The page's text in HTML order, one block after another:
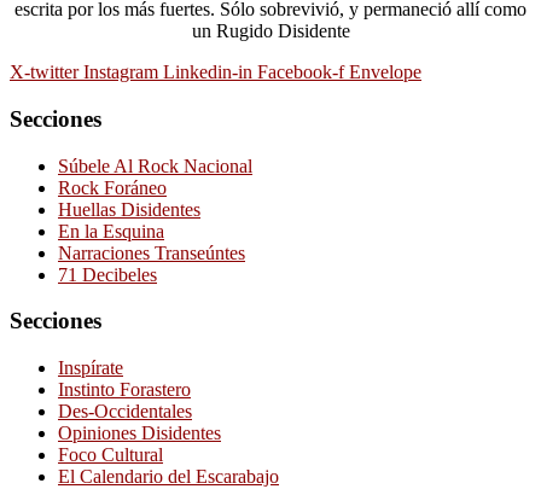
escrita por los más fuertes. Sólo sobrevivió, y permaneció allí como
un Rugido Disidente
X-twitter Instagram Linkedin-in Facebook-f Envelope
Secciones
Súbele Al Rock Nacional
Rock Foráneo
Huellas Disidentes
En la Esquina
Narraciones Transeúntes
71 Decibeles
Secciones
Inspírate
Instinto Forastero
Des-Occidentales
Opiniones Disidentes
Foco Cultural
El Calendario del Escarabajo